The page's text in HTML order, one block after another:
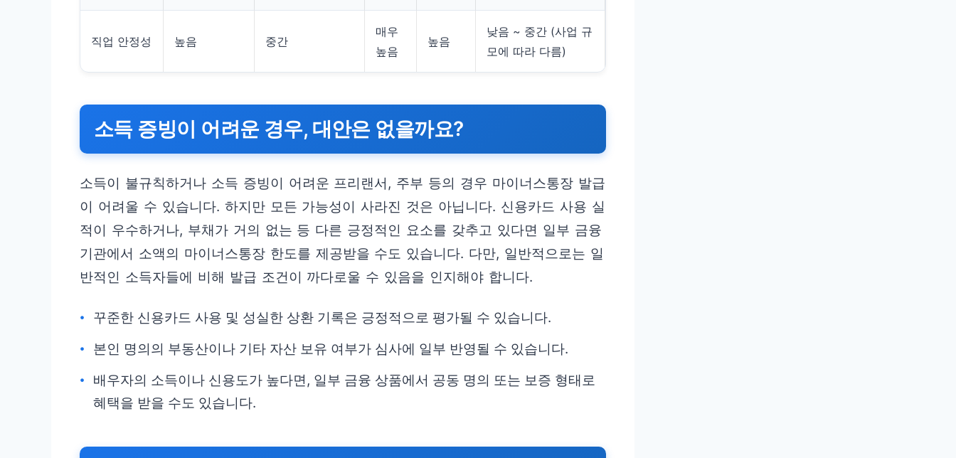
직업 안정성 높음 중간
매우
높음
높음
낮음 ~ 중간 (사업 규
모에 따라 다름)
소득 증빙이 어려운 경우, 대안은 없을까요?
소득이 불규칙하거나 소득 증빙이 어려운 프리랜서, 주부 등의 경우 마이너스통장 발급
이 어려울 수 있습니다. 하지만 모든 가능성이 사라진 것은 아닙니다. 신용카드 사용 실
적이 우수하거나, 부채가 거의 없는 등 다른 긍정적인 요소를 갖추고 있다면 일부 금융
기관에서 소액의 마이너스통장 한도를 제공받을 수도 있습니다. 다만, 일반적으로는 일
반적인 소득자들에 비해 발급 조건이 까다로울 수 있음을 인지해야 합니다.
꾸준한 신용카드 사용 및 성실한 상환 기록은 긍정적으로 평가될 수 있습니다.
본인 명의의 부동산이나 기타 자산 보유 여부가 심사에 일부 반영될 수 있습니다.
배우자의 소득이나 신용도가 높다면, 일부 금융 상품에서 공동 명의 또는 보증 형태로
혜택을 받을 수도 있습니다.